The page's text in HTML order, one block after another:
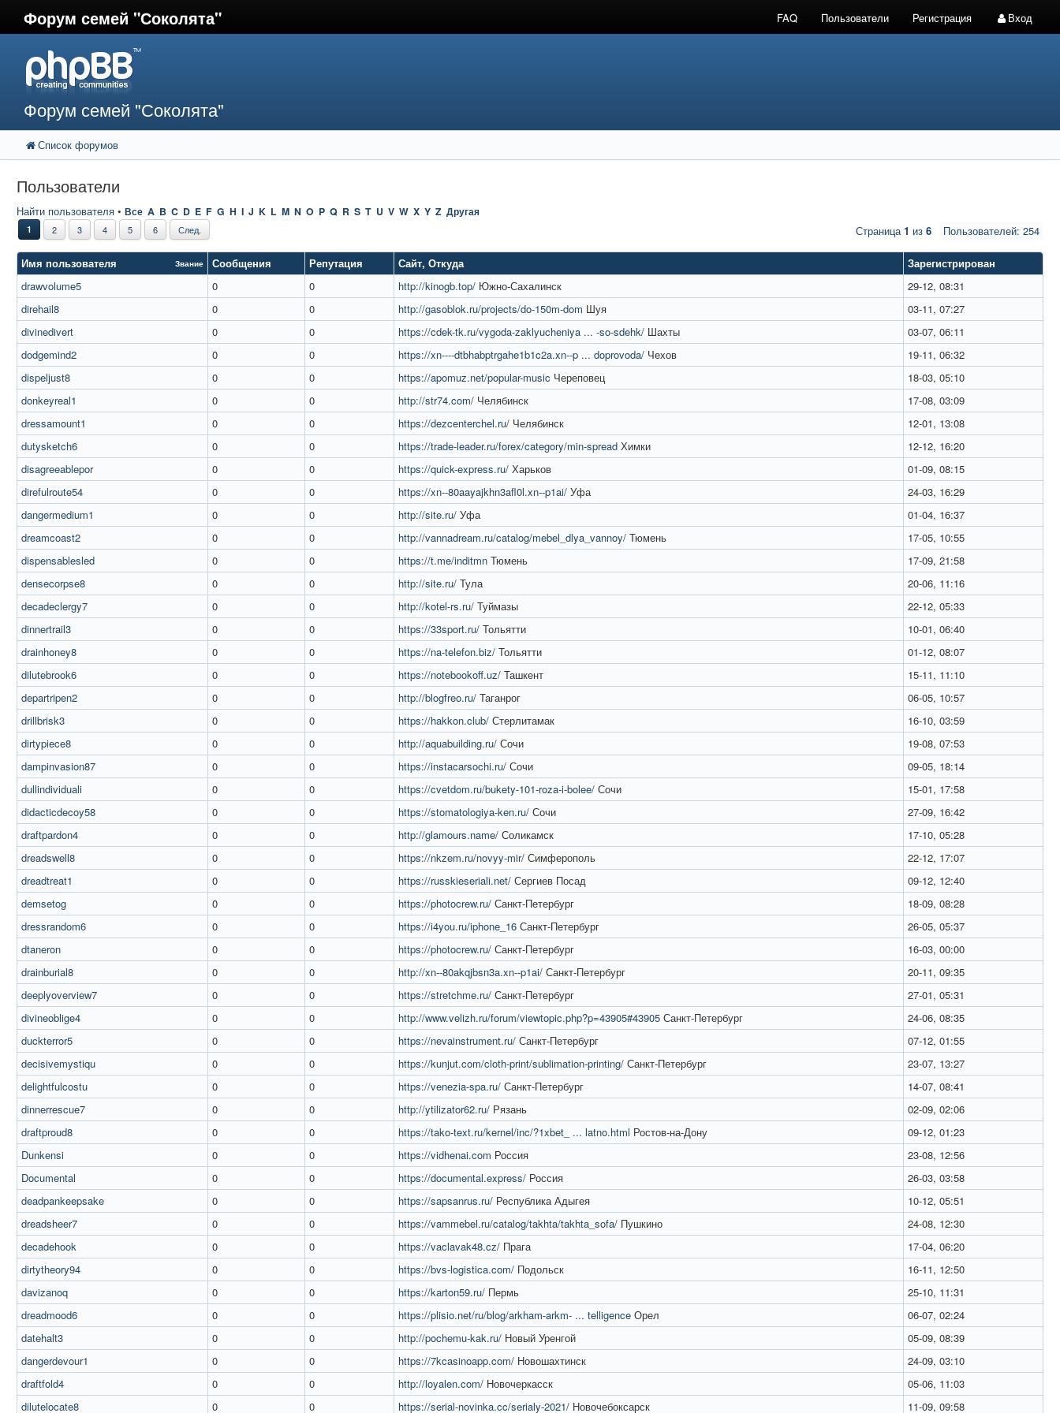
Форум семей "Соколята" FAQ Пользователи Регистрация Вход
Форум семей "Соколята"
Список форумов
Пользователи
Найти пользователя • Все A B C D E F G H I J K L M N O P Q R S T U V W X Y Z Другая
Пользователей: 254
1 2 3 4 5 6 След. Страница1 из 6
Имя пользователя Звание Сообщения Репутация Сайт, Откуда
Зарегистрирован
drawvolume5
0 0 http://kinogb.top/ Южно-Сахалинск
29-12, 08:31
direhail8
0 0 http://gasoblok.ru/projects/do-150m-dom Шуя
03-11, 07:27
divinedivert
0 0 https://cdek-tk.ru/vygoda-zaklyucheniya ... -so-sdehk/ Шахты
03-07, 06:11
dodgemind2
0 0 https://xn----dtbhabptrgahe1b1c2a.xn--p ... doprovoda/ Чехов
19-11, 06:32
dispeljust8
0 0 https://apomuz.net/popular-music Череповец
18-03, 05:10
donkeyreal1
0 0 http://str74.com/ Челябинск
17-08, 03:09
dressamount1
0 0 https://dezcenterchel.ru/ Челябинск
12-01, 13:08
dutysketch6
0 0 https://trade-leader.ru/forex/category/min-spread Химки
12-12, 16:20
disagreeablepor
0 0 https://quick-express.ru/ Харьков
01-09, 08:15
direfulroute54
0 0 https://xn--80aayajkhn3afl0l.xn--p1ai/ Уфа
24-03, 16:29
dangermedium1
0 0 http://site.ru/ Уфа
01-04, 16:37
dreamcoast2
0 0 http://vannadream.ru/catalog/mebel_dlya_vannoy/ Тюмень
17-05, 10:55
dispensablesled
0 0 https://t.me/inditmn Тюмень
17-09, 21:58
densecorpse8
0 0 http://site.ru/ Тула
20-06, 11:16
decadeclergy7
0 0 http://kotel-rs.ru/ Туймазы
22-12, 05:33
dinnertrail3
0 0 https://33sport.ru/ Тольятти
10-01, 06:40
drainhoney8
0 0 https://na-telefon.biz/ Тольятти
01-12, 08:07
dilutebrook6
0 0 https://notebookoff.uz/ Ташкент
15-11, 11:10
departripen2
0 0 http://blogfreo.ru/ Таганрог
06-05, 10:57
drillbrisk3
0 0 https://hakkon.club/ Стерлитамак
16-10, 03:59
dirtypiece8
0 0 http://aquabuilding.ru/ Сочи
19-08, 07:53
dampinvasion87
0 0 https://instacarsochi.ru/ Сочи
09-05, 18:14
dullindividuali
0 0 https://cvetdom.ru/bukety-101-roza-i-bolee/ Сочи
15-01, 17:58
didacticdecoy58
0 0 https://stomatologiya-ken.ru/ Сочи
27-09, 16:42
draftpardon4
0 0 http://glamours.name/ Соликамск
17-10, 05:28
dreadswell8
0 0 https://nkzem.ru/novyy-mir/ Симферополь
22-12, 17:07
dreadtreat1
0 0 https://russkieseriali.net/ Сергиев Посад
09-12, 12:40
demsetog
0 0 https://photocrew.ru/ Санкт-Петербург
18-09, 08:28
dressrandom6
0 0 https://i4you.ru/iphone_16 Санкт-Петербург
26-05, 05:37
dtaneron
0 0 https://photocrew.ru/ Санкт-Петербург
16-03, 00:00
drainburial8
0 0 http://xn--80akqjbsn3a.xn--p1ai/ Санкт-Петербург
20-11, 09:35
deeplyoverview7
0 0 https://stretchme.ru/ Санкт-Петербург
27-01, 05:31
divineoblige4
0 0 http://www.velizh.ru/forum/viewtopic.php?p=43905#43905 Санкт-Петербург
24-06, 08:35
duckterror5
0 0 https://nevainstrument.ru/ Санкт-Петербург
07-12, 01:55
decisivemystiqu
0 0 https://kunjut.com/cloth-print/sublimation-printing/ Санкт-Петербург
23-07, 13:27
delightfulcostu
0 0 https://venezia-spa.ru/ Санкт-Петербург
14-07, 08:41
dinnerrescue7
0 0 http://ytilizator62.ru/ Рязань
02-09, 02:06
draftproud8
0 0 https://tako-text.ru/kernel/inc/?1xbet_ ... latno.html Ростов-на-Дону
09-12, 01:23
Dunkensi
0 0 https://vidhenai.com Россия
23-08, 12:56
Documental
0 0 https://documental.express/ Россия
26-03, 03:58
deadpankeepsake
0 0 https://sapsanrus.ru/ Республика Адыгея​
10-12, 05:51
dreadsheer7
0 0 https://vammebel.ru/catalog/takhta/takhta_sofa/ Пушкино
24-08, 12:30
decadehook
0 0 https://vaclavak48.cz/ Прага
17-04, 06:20
dirtytheory94
0 0 https://bvs-logistica.com/ Подольск
16-11, 12:50
davizanoq
0 0 https://karton59.ru/ Пермь
25-10, 11:31
dreadmood6
0 0 https://plisio.net/ru/blog/arkham-arkm- ... telligence Орел
06-07, 02:24
datehalt3
0 0 http://pochemu-kak.ru/ Новый Уренгой
05-09, 08:39
dangerdevour1
0 0 https://7kcasinoapp.com/ Новошахтинск
24-09, 03:10
draftfold4
0 0 http://loyalen.com/ Новочеркасск
05-06, 11:03
dilutelocate8
0 0 https://serial-novinka.cc/serialy-2021/ Новочебоксарск 11-09, 09:58